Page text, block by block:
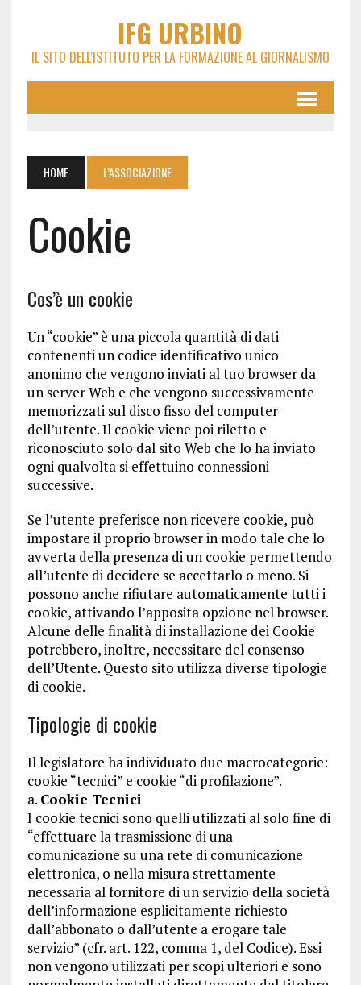
IFG URBINO
IL SITO DELL'ISTITUTO PER LA FORMAZIONE AL GIORNALISMO
HOME L’ASSOCIAZIONE
Cookie
Cos’è un cookie
Un “cookie” è una piccola quantità di dati
contenenti un codice identificativo unico
anonimo che vengono inviati al tuo browser da
un server Web e che vengono successivamente
memorizzati sul disco fisso del computer
dell’utente. Il cookie viene poi riletto e
riconosciuto solo dal sito Web che lo ha inviato
ogni qualvolta si effettuino connessioni
successive.
Se l’utente preferisce non ricevere cookie, può
impostare il proprio browser in modo tale che lo
avverta della presenza di un cookie permettendo
all’utente di decidere se accettarlo o meno. Si
possono anche rifiutare automaticamente tutti i
cookie, attivando l’apposita opzione nel browser.
Alcune delle finalità di installazione dei Cookie
potrebbero, inoltre, necessitare del consenso
dell’Utente. Questo sito utilizza diverse tipologie
di cookie.
Tipologie di cookie
Il legislatore ha individuato due macrocategorie:
cookie “tecnici” e cookie “di profilazione”.
a. Cookie Tecnici
I cookie tecnici sono quelli utilizzati al solo fine di
“effettuare la trasmissione di una
comunicazione su una rete di comunicazione
elettronica, o nella misura strettamente
necessaria al fornitore di un servizio della società
dell’informazione esplicitamente richiesto
dall’abbonato o dall’utente a erogare tale
servizio” (cfr. art. 122, comma 1, del Codice). Essi
non vengono utilizzati per scopi ulteriori e sono